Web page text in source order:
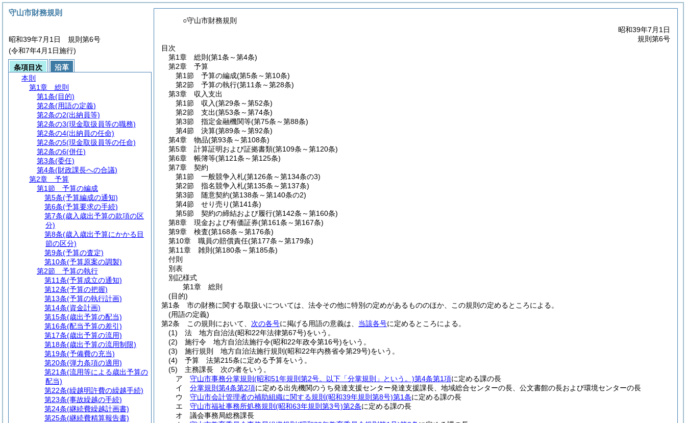
○守山市財務規則
昭和39年7月1日
規則第6号
目次
第1章
総則 (第1条～第4条)
第2章
予算
第1節
予算の編成(第5条～第10条)
第2節
予算の執行(第11条～第28条)
第3章
収入支出
第1節
収入(第29条～第52条)
第2節
支出(第53条～第74条)
第3節
指定金融機関等(第75条～第88条)
第4節
決算(第89条～第92条)
第4章
物品(第93条～第108条)
第5章
計算証明および証拠書類(第109条～第120条)
第6章
帳簿等(第121条～第125条)
第7章
契約
第1節
一般競争入札(第126条～第134条の3)
第2節
指名競争入札(第135条～第137条)
第3節
随意契約(第138条～第140条の2)
第4節
せり売り(第141条)
第5節
契約の締結および履行(第142条～第160条)
第8章
現金および有価証券(第161条～第167条)
第9章
検査(第168条～第176条)
第10章
職員の賠償責任(第177条～第179条)
第11章
雑則 (第180条～第185条)
付則
別表
別記様式
第1章
総則
(目的)
第1条
市の財務に関する取扱いについては、法令その他に特別の定めがあるもののほか、この規則の定めるところによる。
(用語の定義)
第2条
この規則において、 次の各号に掲げる用語の意義は、 当該各号に定めるところによる。
(1)
法 地方自治法(昭和22年法律第67号)をいう。
(2)
施行令 地方自治法施行令(昭和22年政令第16号)をいう。
(3)
施行規則 地方自治法施行規則 (昭和22年内務省令第29号)をいう。
(4)
予算 法第215条に定める予算をいう。
(5)
主務課長 次の者をいう。
ア
守山市事務分掌規則 (昭和51年規則第2号。以下「分掌規則」という。)第4条第1項に定める課の長
イ
分掌規則第4条第2項に定める出先機関のうち発達支援センター発達支援課長、地域総合センターの長、公文書館の長および環境センターの長
ウ
守山市会計管理者の補助組織に関する規則 (昭和39年規則第8号)第1条に定める課の長
エ
守山市福祉事務所処務規則 (昭和63年規則第3号)第2条に定める課の長
オ
議会事務局総務課長
守山市財務規則
昭和39年7月1日 規則第6号
(令和7年4月1日施行)
条項目次
沿革
本則
第1章
総則
第1条(目的)
第2条(用語の定義)
第2条の2(出納員等)
第2条の3(現金取扱員等の職務)
第2条の4(出納員の任命)
第2条の5(現金取扱員等の任命)
第2条の6(併任)
第3条(委任)
第4条(財政課長への合議)
第2章
予算
第1節
予算の編成
第5条(予算編成の通知)
第6条(予算要求の手続)
第7条(歳入歳出予算の款項の区
分)
第8条(歳入歳出予算にかかる目
節の区分)
第9条(予算の査定)
第10条(予算原案の調製)
第2節
予算の執行
第11条(予算成立の通知)
第12条(予算の把握)
第13条(予算の執行計画)
第14条(資金計画)
第15条(歳出予算の配当)
第16条(配当予算の差引)
第17条(歳出予算の流用)
第18条(歳出予算の流用制限)
第19条(予備費の充当)
第20条(弾力条項の適用)
第21条(流用等による歳出予算の
配当)
第22条(繰越明許費の繰越手続)
第23条(事故繰越の手続)
第24条(継続費繰越計画書)
第25条(継続費精算報告書)